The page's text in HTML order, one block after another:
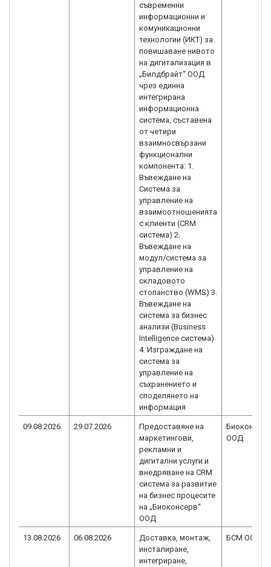
съвременни
информационни и
комуникационни
технологии (ИКТ) за
повишаване нивото
на дигитализация в
„Билдбрайт“ ООД
чрез единна
интегрирана
информационна
система, съставена
от четири
взаимносвързани
функционални
компонента: 1.
Въвеждане на
Система за
управление на
взаимоотношенията
с клиенти (CRM
система) 2.
Въвеждане на
модул/система за
управление на
складовото
стопанство (WMS) 3.
Въвеждане на
система за бизнес
анализи (Business
Intelligence система)
4. Изграждане на
система за
управление на
съхранението и
споделянето на
информация
09.08.2026 29.07.2026
Предоставяне на
маркетингови,
рекламни и
дигитални услуги и
внедряване на CRM
система за развитие
на бизнес процесите
на „Биоконсерв“
ООД
Биоконсерв
ООД
13.08.2026 06.08.2026
Доставка, монтаж,
инсталиране,
интегриране,
БСМ ООД